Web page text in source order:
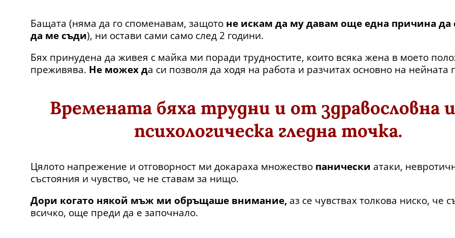
Бащата (няма да го споменавам, защото не искам да му давам още една причина да
да ме съди), ни остави сами само след 2 години.
Бях принудена да живея с майка ми поради трудностите, които всяка жена в моето
преживява. Не можех да си позволя да ходя на работа и разчитах основно на нейната
Времената бяха трудни и от здравословна
психологическа гледна точка.
Цялото напрежение и отговорност ми докараха множество панически атаки,
състояния и чувство, че не ставам за нищо.
Дори когато някой мъж ми обръщаше внимание, аз се чувствах толкова ниско, че
всичко, още преди да е започнало.